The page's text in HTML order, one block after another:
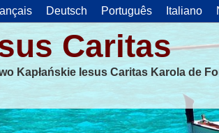
Deutsch Português Italiano
Caritas
Kapłańskie Iesus Caritas Karola de